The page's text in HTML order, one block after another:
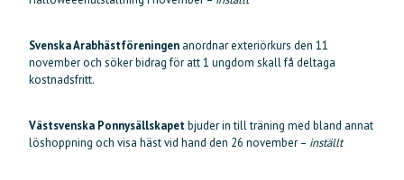
Svenska Arabhästföreningen anordnar exteriörkurs den 11
november och söker bidrag för att 1 ungdom skall få deltaga
kostnadsfritt.
Västsvenska Ponnysällskapetbjuder in till träning med bland annat
löshoppning och visa häst vid hand den 26 november – inställt